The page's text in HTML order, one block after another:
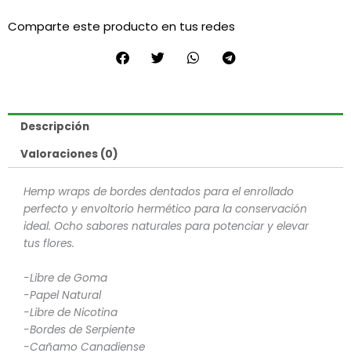
Lion
Comparte este producto en tus redes
Descripción
Valoraciones (0)
Hemp wraps de bordes dentados para el enrollado
perfecto y envoltorio hermético para la conservación
ideal. Ocho sabores naturales para potenciar y elevar
tus flores.
-Libre de Goma
-Papel Natural
-Libre de Nicotina
-Bordes de Serpiente
-Cañamo Canadiense